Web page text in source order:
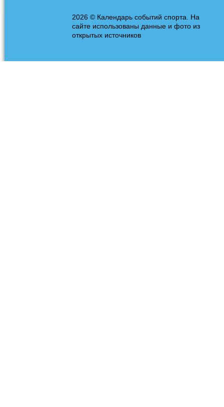
2026 © Календарь событий спорта. На
сайте использованы данные и фото из
открытых источников